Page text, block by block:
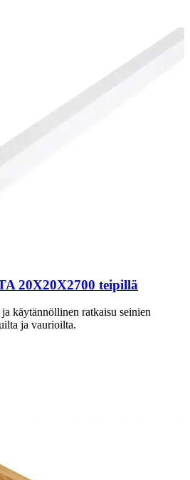
20X20X2700 teipillä
käytännöllinen ratkaisu seinien
ja vaurioilta.